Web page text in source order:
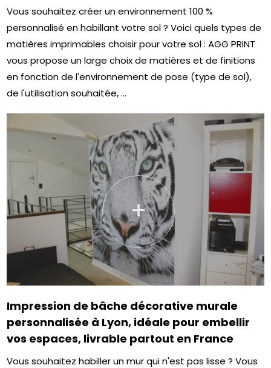
Vous souhaitez créer un environnement 100 %
personnalisé en habillant votre sol ? Voici quels types de
matières imprimables choisir pour votre sol : AGG PRINT
vous propose un large choix de matières et de finitions
en fonction de l'environnement de pose (type de sol),
de l'utilisation souhaitée, ...
+
Impression de bâche décorative murale
personnalisée à Lyon, idéale pour embellir
vos espaces, livrable partout en France
Vous souhaitez habiller un mur qui n'est pas lisse ? Vous